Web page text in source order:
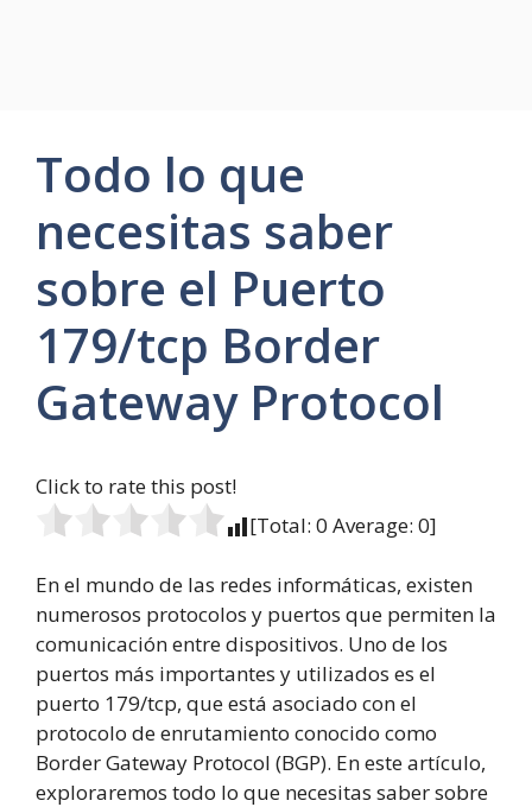
Todo lo que
necesitas saber
sobre el Puerto
179/tcp Border
Gateway Protocol
Click to rate this post!
[Total: 0 Average: 0]
En el mundo de las redes informáticas, existen
numerosos protocolos y puertos que permiten la
comunicación entre dispositivos. Uno de los
puertos más importantes y utilizados es el
puerto 179/tcp, que está asociado con el
protocolo de enrutamiento conocido como
Border Gateway Protocol (BGP). En este artículo,
exploraremos todo lo que necesitas saber sobre